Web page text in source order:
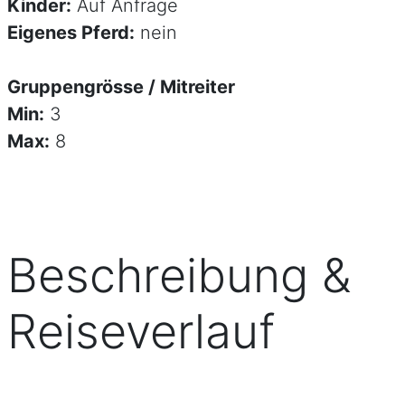
Kinder: Auf Anfrage
Eigenes Pferd: nein
Gruppengrösse / Mitreiter
Min: 3
Max: 8
Beschreibung &
Reiseverlauf